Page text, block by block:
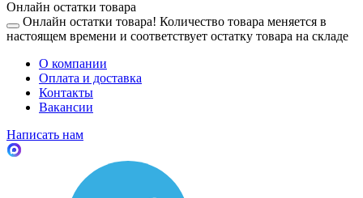
Онлайн остатки товара
Онлайн остатки товара! Количество товара меняется в
настоящем времени и соответствует остатку товара на складе
О компании
Оплата и доставка
Контакты
Вакансии
Написать нам